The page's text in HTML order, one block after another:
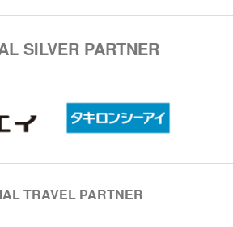
SILVER PARTNER
TRAVEL PARTNER